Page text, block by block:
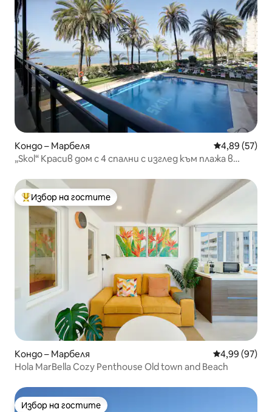
Кондо – Марбеля Средна
4,89 (57)
„Skol“ Красив дом с 4 спални с изглед към плажа в
Най-популярен избор на гостите
Избор на гостите
Кондо – Марбеля Средна
4,99 (97)
Hola MarBella Cozy Penthouse Old town and Beach
Избор на гостите